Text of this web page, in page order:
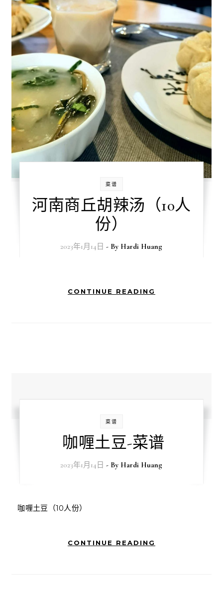
菜谱
河南商丘胡辣汤（10人
份）
2023年1月14日 - By Hardi Huang
CONTINUE READING
菜谱
️ 咖喱土豆-菜谱
2023年1月14日 - By Hardi Huang
咖喱土豆（10人份）
CONTINUE READING